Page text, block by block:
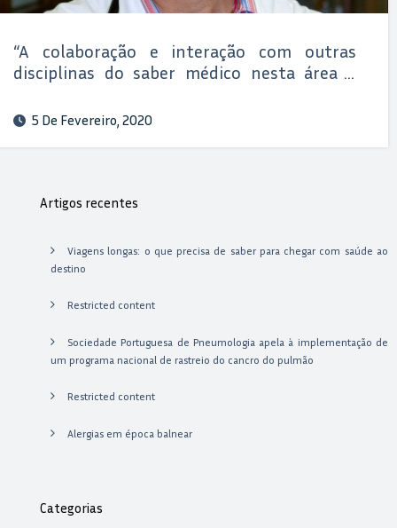
“A colaboração e interação com outras
disciplinas do saber médico nesta área é
5 De Fevereiro, 2020
Artigos recentes
Viagens longas: o que precisa de saber para chegar com saúde ao
destino
Restricted content
Sociedade Portuguesa de Pneumologia apela à implementação de
um programa nacional de rastreio do cancro do pulmão
Restricted content
Alergias em época balnear
Categorias